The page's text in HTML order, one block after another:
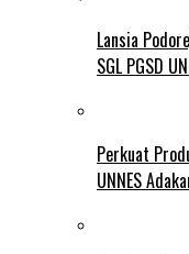
Lansia
SGL PGSD
Perkuat
UNNES